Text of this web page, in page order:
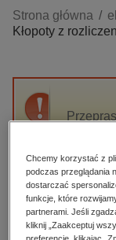
Kategorie
Zobacz wszystkie
darmowe
edukacja
hobby,
komputery,
Strona główna
Kłopoty z
High-contrast mode
Chcemy korzystać z
podczas przeglądania
dostarczać
funkcje, które
partnerami. Jeśli
kliknij „Zaakceptuj